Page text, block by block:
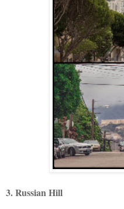
3. Russian Hill